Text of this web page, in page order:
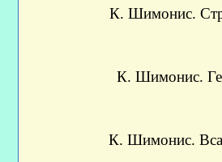
К. Шимонис.
К. Шимонис.
К. Шимонис.